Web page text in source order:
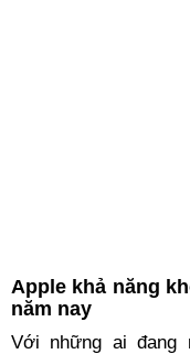
Apple khả năng
năm nay
Với những ai đang